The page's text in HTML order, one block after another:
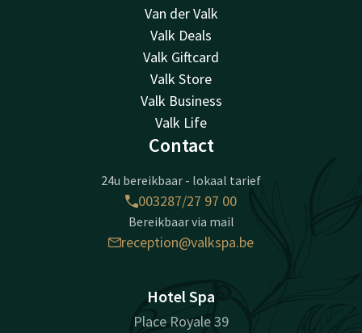
Van der Valk
Valk Deals
Valk Giftcard
Valk Store
Valk Business
Valk Life
Contact
24u bereikbaar - lokaal tarief
003287/27 97 00
Bereikbaar via mail
reception@valkspa.be
Hotel Spa
Place Royale 39